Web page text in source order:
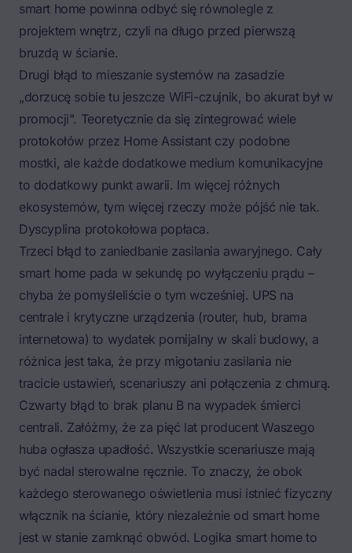
smart home powinna odbyć się równolegle z
projektem wnętrz, czyli na długo przed pierwszą
bruzdą w ścianie.
Drugi błąd to mieszanie systemów na zasadzie
„dorzucę sobie tu jeszcze WiFi-czujnik, bo akurat był w
promocji". Teoretycznie da się zintegrować wiele
protokołów przez Home Assistant czy podobne
mostki, ale każde dodatkowe medium komunikacyjne
to dodatkowy punkt awarii. Im więcej różnych
ekosystemów, tym więcej rzeczy może pójść nie tak.
Dyscyplina protokołowa popłaca.
Trzeci błąd to zaniedbanie zasilania awaryjnego. Cały
smart home pada w sekundę po wyłączeniu prądu –
chyba że pomyśleliście o tym wcześniej. UPS na
centrale i krytyczne urządzenia (router, hub, brama
internetowa) to wydatek pomijalny w skali budowy, a
różnica jest taka, że przy migotaniu zasilania nie
tracicie ustawień, scenariuszy ani połączenia z chmurą.
Czwarty błąd to brak planu B na wypadek śmierci
centrali. Załóżmy, że za pięć lat producent Waszego
huba ogłasza upadłość. Wszystkie scenariusze mają
być nadal sterowalne ręcznie. To znaczy, że obok
każdego sterowanego oświetlenia musi istnieć fizyczny
włącznik na ścianie, który niezależnie od smart home
jest w stanie zamknąć obwód. Logika smart home to